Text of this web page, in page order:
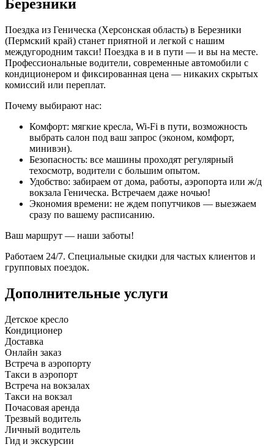
Березники
Поездка из Геническа (Херсонская область) в Березники
(Пермский край) станет приятной и легкой с нашим
междугородним такси! Поездка в и в пути — и вы на месте.
Профессиональные водители, современные автомобили с
кондиционером и фиксированная цена — никаких скрытых
комиссий или переплат.
Почему выбирают нас:
Комфорт: мягкие кресла, Wi-Fi в пути, возможность
выбрать салон под ваш запрос (эконом, комфорт,
минивэн).
Безопасность: все машины проходят регулярный
техосмотр, водители с большим опытом.
Удобство: забираем от дома, работы, аэропорта или ж/д
вокзала Геническа. Встречаем даже ночью!
Экономия времени: не ждем попутчиков — выезжаем
сразу по вашему расписанию.
Ваш маршрут — наши заботы!
Работаем 24/7. Специальные скидки для частых клиентов и
групповых поездок.
Дополнительные услуги
Детское кресло
Кондиционер
Доставка
Онлайн заказ
Встреча в аэропорту
Такси в аэропорт
Встреча на вокзалах
Такси на вокзал
Почасовая аренда
Трезвый водитель
Личный водитель
Гид и экскурсии